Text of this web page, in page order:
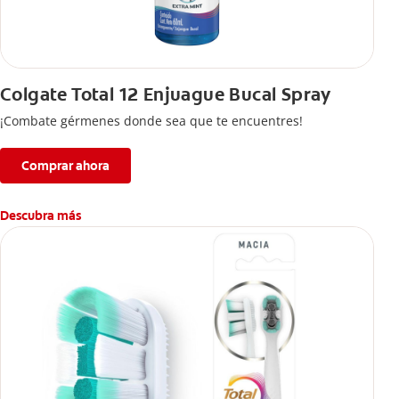
Colgate Total 12 Enjuague Bucal Spray
¡Combate gérmenes donde sea que te encuentres!
Comprar ahora
Descubra más